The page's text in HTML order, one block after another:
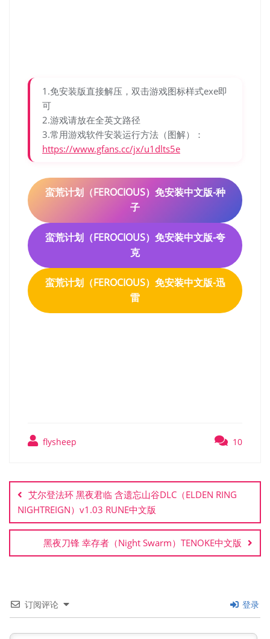
1.免安装版直接解压，双击游戏图标样式exe即
可
2.游戏请放在全英文路径
3.常用游戏软件安装运行方法（图解）：
https://www.gfans.cc/jx/u1dlts5e
蛮荒计划（FEROCIOUS）免安装中文版-种
子
蛮荒计划（FEROCIOUS）免安装中文版-夸
克
蛮荒计划（FEROCIOUS）免安装中文版-迅
雷
flysheep 10
章
导
航
艾尔登法环 黑夜君临 含遗忘山谷DLC（ELDEN RING
NIGHTREIGN）v1.03 RUNE中文版
黑夜刀锋 幸存者（Night Swarm）TENOKE中文版
订阅评论 登录